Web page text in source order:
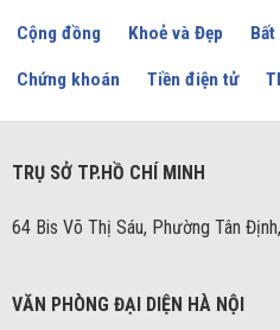
Cộng đồng Khoẻ và Đẹp
Chứng khoán Tiền điện tử
TRỤ SỞ TP.HỒ CHÍ MINH
64 Bis Võ Thị Sáu, Phường Tân
VĂN PHÒNG ĐẠI DIỆN HÀ NỘI